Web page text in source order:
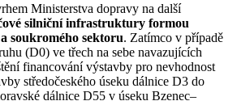
Ministerstva dopravy na další
silniční infrastruktury formou
soukromého sektoru. Zatímco v případě
(D0) ve třech na sebe navazujících
financování výstavby pro nevhodnost
středočeského úseku dálnice D3 do
dálnice D55 v úseku Bzenec–